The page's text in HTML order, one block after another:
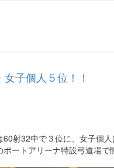
子個人５位！！
射32中で３位に、女子個
ートアリーナ特設弓道場で